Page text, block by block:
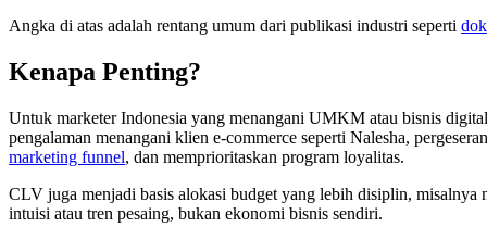
Angka di atas adalah rentang umum dari publikasi industri seperti
Kenapa Penting?
Untuk marketer Indonesia yang menangani UMKM atau bisnis
pengalaman menangani klien e-commerce seperti Nalesha,
marketing funnel, dan memprioritaskan program loyalitas.
CLV juga menjadi basis alokasi budget yang lebih disiplin, misalnya
intuisi atau tren pesaing, bukan ekonomi bisnis sendiri.